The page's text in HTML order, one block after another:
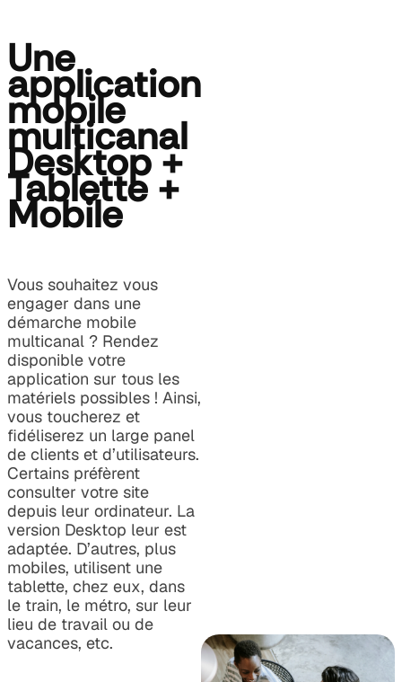
Une
application
mobile
multicanal
Desktop +
Tablette +
Mobile
Vous souhaitez vous
engager dans une
démarche mobile
multicanal ? Rendez
disponible votre
application sur tous les
matériels possibles ! Ainsi,
vous toucherez et
fidéliserez un large panel
de clients et d’utilisateurs.
Certains préfèrent
consulter votre site
depuis leur ordinateur. La
version Desktop leur est
adaptée. D’autres, plus
mobiles, utilisent une
tablette, chez eux, dans
le train, le métro, sur leur
lieu de travail ou de
vacances, etc.